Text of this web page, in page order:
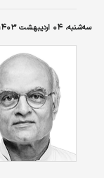
سه‌شنبه، ۰۴ اردیبهشت ۱۴۰۳